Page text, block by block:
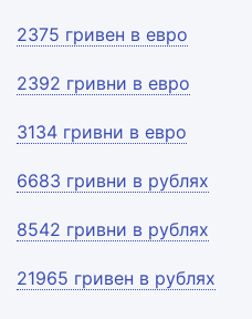
2375 гривен в евро
2392 гривни в евро
3134 гривни в евро
6683 гривни в рублях
8542 гривни в рублях
21965 гривен в рублях